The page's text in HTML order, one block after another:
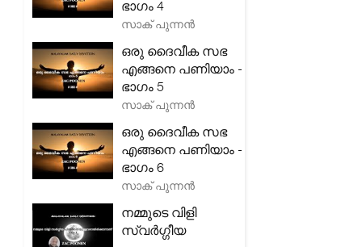
ഭാഗം 4
സാക് പുന്നൻ
ഒരു ദൈവീക സഭ
എങ്ങനെ പണിയാം -
ഭാഗം 5
സാക് പുന്നൻ
ഒരു ദൈവീക സഭ
എങ്ങനെ പണിയാം -
ഭാഗം 6
സാക് പുന്നൻ
നമ്മുടെ വിളി
സ്വർഗ്ഗീയ